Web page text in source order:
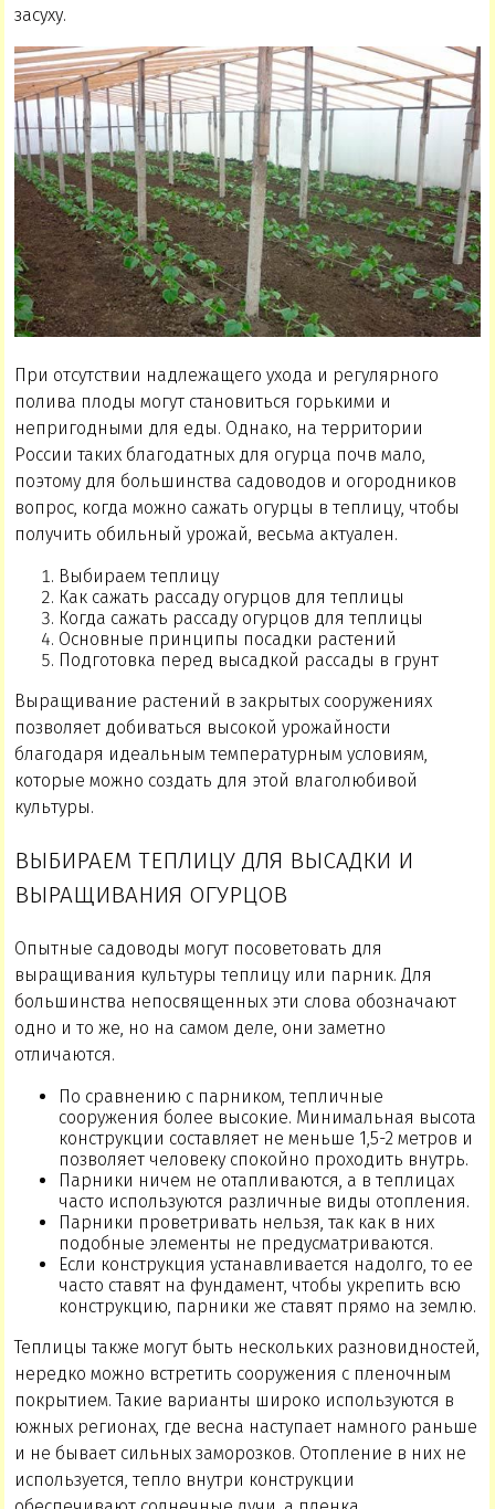
засуху.
При отсутствии надлежащего ухода и регулярного
полива плоды могут становиться горькими и
непригодными для еды. Однако, на территории
России таких благодатных для огурца почв мало,
поэтому для большинства садоводов и огородников
вопрос, когда можно сажать огурцы в теплицу, чтобы
получить обильный урожай, весьма актуален.
Выбираем теплицу
Как сажать рассаду огурцов для теплицы
Когда сажать рассаду огурцов для теплицы
Основные принципы посадки растений
Подготовка перед высадкой рассады в грунт
Выращивание растений в закрытых сооружениях
позволяет добиваться высокой урожайности
благодаря идеальным температурным условиям,
которые можно создать для этой влаголюбивой
культуры.
ВЫБИРАЕМ ТЕПЛИЦУ ДЛЯ ВЫСАДКИ И
ВЫРАЩИВАНИЯ ОГУРЦОВ
Опытные садоводы могут посоветовать для
выращивания культуры теплицу или парник. Для
большинства непосвященных эти слова обозначают
одно и то же, но на самом деле, они заметно
отличаются.
По сравнению с парником, тепличные
сооружения более высокие. Минимальная высота
конструкции составляет не меньше 1,5-2 метров и
позволяет человеку спокойно проходить внутрь.
Парники ничем не отапливаются, а в теплицах
часто используются различные виды отопления.
Парники проветривать нельзя, так как в них
подобные элементы не предусматриваются.
Если конструкция устанавливается надолго, то ее
часто ставят на фундамент, чтобы укрепить всю
конструкцию, парники же ставят прямо на землю.
Теплицы также могут быть нескольких разновидностей,
нередко можно встретить сооружения с пленочным
покрытием. Такие варианты широко используются в
южных регионах, где весна наступает намного раньше
и не бывает сильных заморозков. Отопление в них не
используется, тепло внутри конструкции